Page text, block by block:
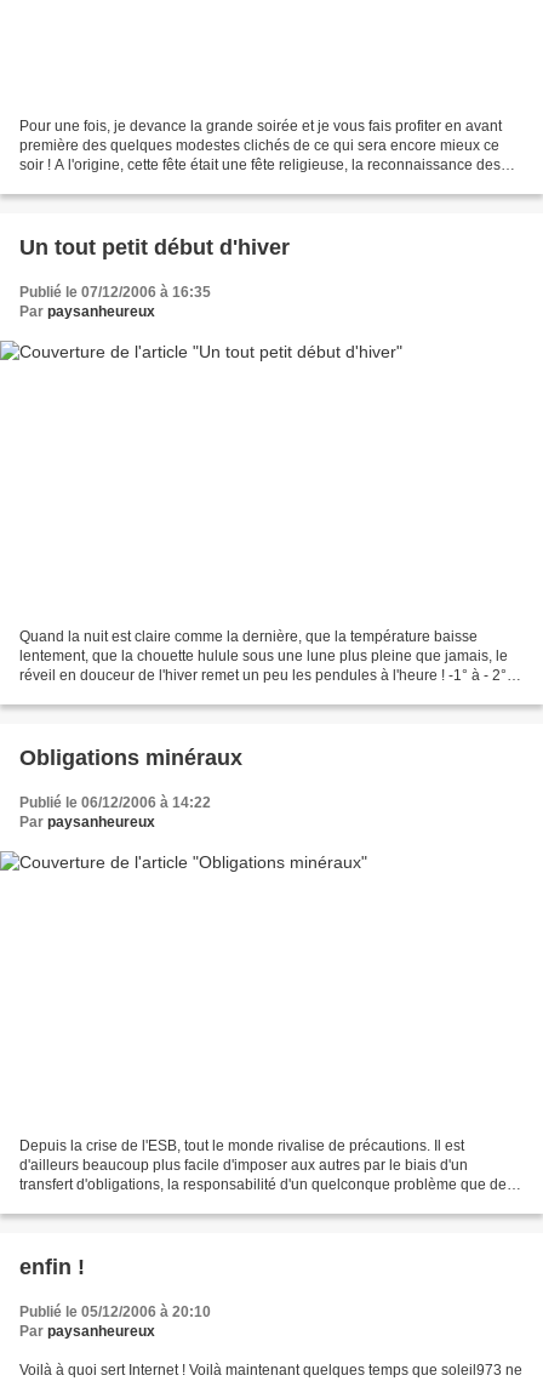
Pour une fois, je devance la grande soirée et je vous fais profiter en avant
première des quelques modestes clichés de ce qui sera encore mieux ce
soir ! A l'origine, cette fête était une fête religieuse, la reconnaissance des
Un tout petit début d'hiver
Publié le 07/12/2006 à 16:35
Par paysanheureux
Quand la nuit est claire comme la dernière, que la température baisse
lentement, que la chouette hulule sous une lune plus pleine que jamais, le
réveil en douceur de l'hiver remet un peu les pendules à l'heure ! -1° à - 2°
Obligations minéraux
Publié le 06/12/2006 à 14:22
Par paysanheureux
Depuis la crise de l'ESB, tout le monde rivalise de précautions. Il est
d'ailleurs beaucoup plus facile d'imposer aux autres par le biais d'un
transfert d'obligations, la responsabilité d'un quelconque problème que de
enfin !
Publié le 05/12/2006 à 20:10
Par paysanheureux
Voilà à quoi sert Internet ! Voilà maintenant quelques temps que soleil973 ne